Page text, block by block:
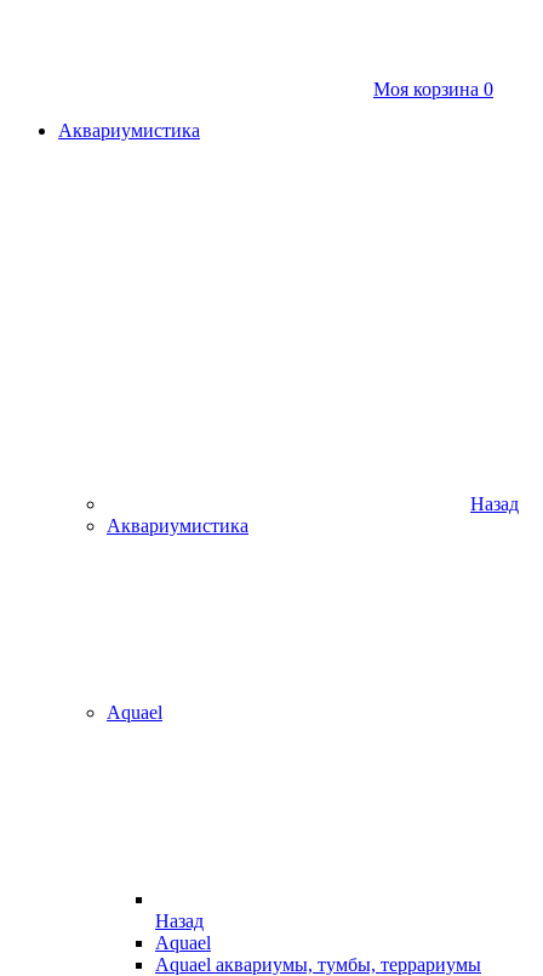
Моя корзина 0
Аквариумистика
Назад
Аквариумистика
Aquael
Назад
Aquael
Aquael аквариумы, тумбы, террариумы